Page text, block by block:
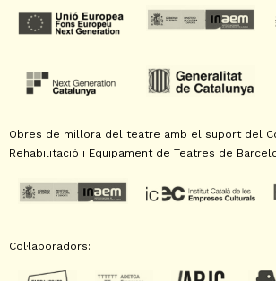
Obres de millora del teatre amb el suport del
Rehabilitació i Equipament de Teatres de
Col·laboradors: